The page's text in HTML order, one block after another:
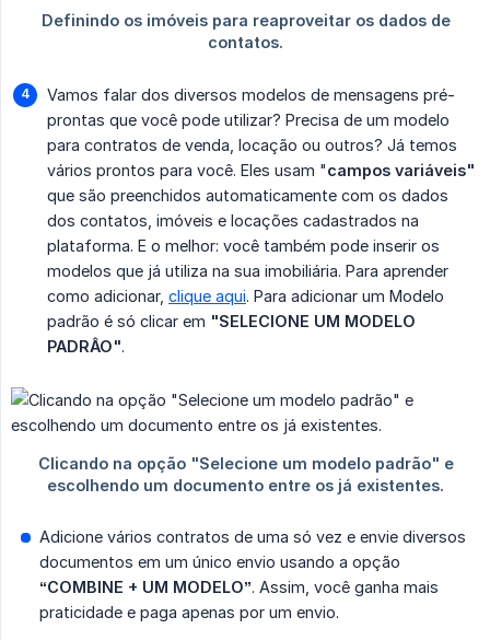
Vamos falar dos diversos modelos de mensagens pré-
prontas que você pode utilizar? Precisa de um modelo
para contratos de venda, locação ou outros? Já temos
vários prontos para você. Eles usam "campos variáveis"
que são preenchidos automaticamente com os dados
dos contatos, imóveis e locações cadastrados na
plataforma. E o melhor: você também pode inserir os
modelos que já utiliza na sua imobiliária. Para aprender
como adicionar, clique aqui. Para adicionar um Modelo
padrão é só clicar em "SELECIONE UM MODELO
PADRÂO".
Adicione vários contratos de uma só vez e envie diversos
documentos em um único envio usando a opção
“COMBINE + UM MODELO”. Assim, você ganha mais
praticidade e paga apenas por um envio.